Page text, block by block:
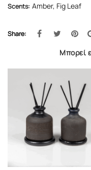
Scents: Amber, Fig Leaf
Share:
Μπορεί